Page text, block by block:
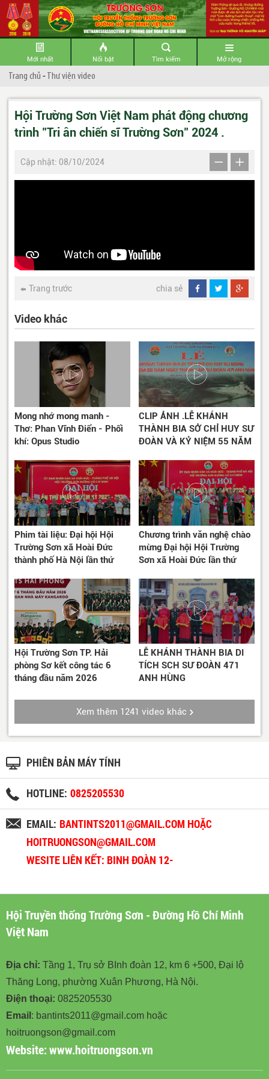
Mới nhất Nổi bật Tìm kiếm Mở rộng
Trang chủ -Thư viện video
Hội Trường Sơn Việt Nam phát động chương
trình "Tri ân chiến sĩ Trường Sơn" 2024 .
Cập nhật: 08/10/2024
Trang trước chia sẻ
Video khác
Mong nhớ mong manh -
Thơ: Phan Vĩnh Điển - Phối
khí: Opus Studio
CLIP ẢNH .LỄ KHÁNH
THÀNH BIA SỞ CHỈ HUY SƯ
ĐOÀN VÀ KỶ NIỆM 55 NĂM
ANH HÙNG
Phim tài liệu: Đại hội Hội
Trường Sơn xã Hoài Đức
thành phố Hà Nội lần thứ
Chương trình văn nghệ chào
mừng Đại hội Hội Trường
Sơn xã Hoài Đức lần thứ
Hội Trường Sơn TP. Hải
phòng Sơ kết công tác 6
tháng đầu năm 2026
LỄ KHÁNH THÀNH BIA DI
TÍCH SCH SƯ ĐOÀN 471
ANH HÙNG
Xem thêm 1241 video khác
PHIÊN BẢN MÁY TÍNH
HOTLINE: 0825205530
EMAIL: BANTINTS2011@GMAIL.COM HOẶC
HOITRUONGSON@GMAIL.COM
WESITE LIÊN KẾT: BINH ĐOÀN 12-
Hội Truyền thống Trường Sơn - Đường Hồ Chí Minh
Việt Nam
Địa chỉ: Tầng 1, Trụ sở BInh đoàn 12, km 6 +500, Đại lộ
Thăng Long, phường Xuân Phương, Hà Nội.
Điện thoại: 0825205530
Email : bantints2011@gmail.com hoặc
hoitruongson@gmail.com
Website:www.hoitruongson.vn